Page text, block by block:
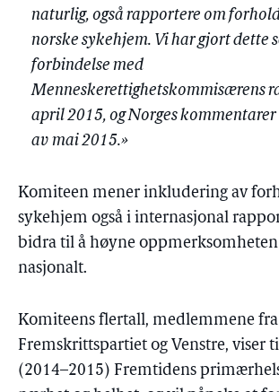
naturlig, også rapportere om
norske sykehjem. Vi har gjort dette
forbindelse med
Menneskerettighetskommisærens
april 2015, og Norges
av mai 2015.»
Komiteen mener inkludering av
sykehjem også i internasjonal
bidra til å høyne oppmerksomheten
nasjonalt.
Komiteens flertall, medlemmene
Fremskrittspartiet og Venstre, viser
(2014–2015) Fremtidens